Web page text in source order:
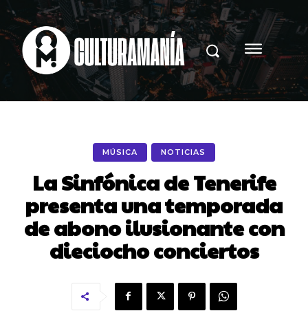
MÚSICA NOTICIAS
La Sinfónica de Tenerife
presenta una temporada
de abono ilusionante con
dieciocho conciertos